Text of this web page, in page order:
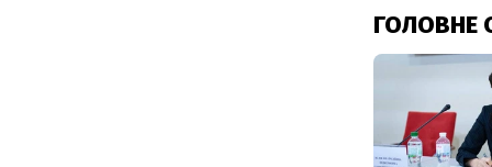
ГОЛОВНЕ